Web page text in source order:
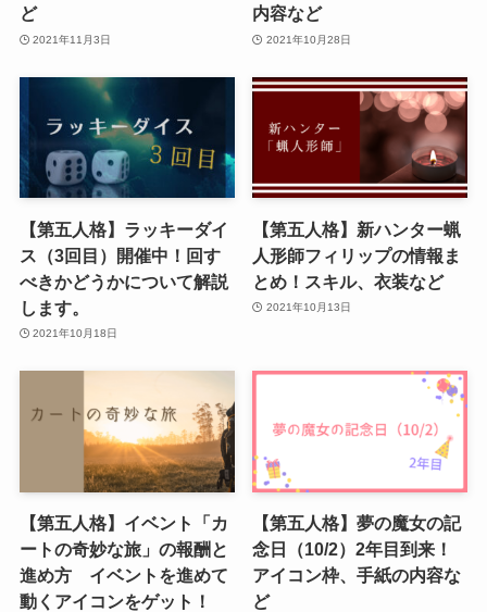
ど
2021年11月3日
内容など
2021年10月28日
【第五人格】ラッキーダイ
ス（3回目）開催中！回す
べきかどうかについて解説
します。
2021年10月18日
【第五人格】新ハンター蝋
人形師フィリップの情報ま
とめ！スキル、衣装など
2021年10月13日
【第五人格】イベント「カ
ートの奇妙な旅」の報酬と
進め方 イベントを進めて
動くアイコンをゲット！
【第五人格】夢の魔女の記
念日（10/2）2年目到来！
アイコン枠、手紙の内容な
ど